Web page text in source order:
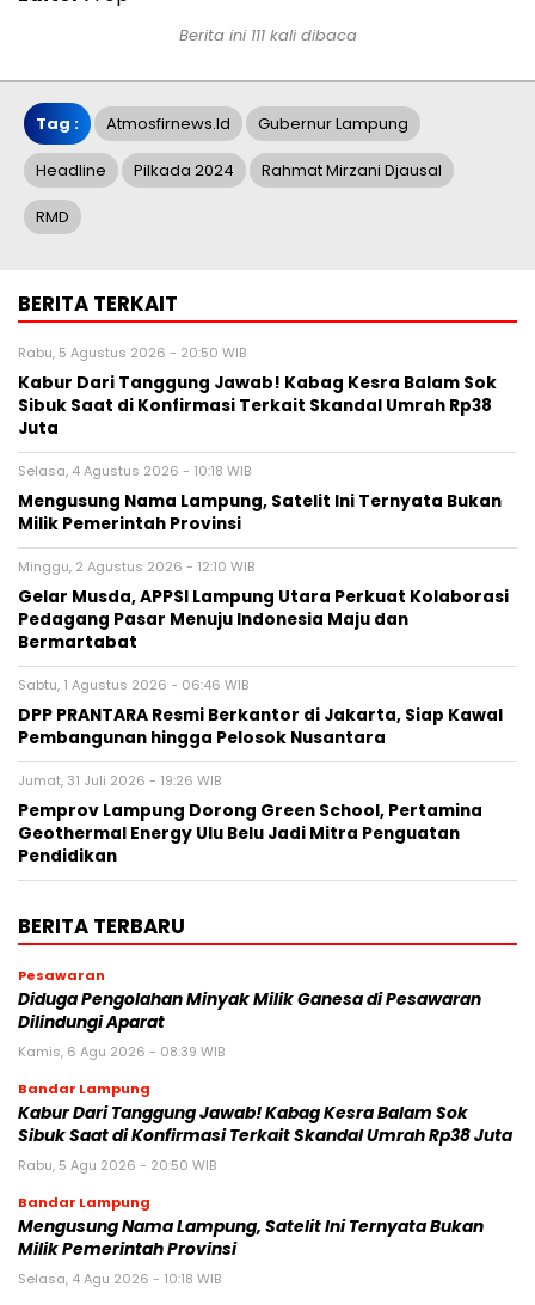
Berita ini 111 kali dibaca
Tag : Atmosfirnews.id Gubernur Lampung
Headline Pilkada 2024 Rahmat Mirzani Djausal
RMD
BERITA TERKAIT
Rabu, 5 Agustus 2026 - 20:50 WIB
Kabur Dari Tanggung Jawab! Kabag Kesra Balam Sok
Sibuk Saat di Konfirmasi Terkait Skandal Umrah Rp38
Juta
Selasa, 4 Agustus 2026 - 10:18 WIB
Mengusung Nama Lampung, Satelit Ini Ternyata Bukan
Milik Pemerintah Provinsi
Minggu, 2 Agustus 2026 - 12:10 WIB
Gelar Musda, APPSI Lampung Utara Perkuat Kolaborasi
Pedagang Pasar Menuju Indonesia Maju dan
Bermartabat
Sabtu, 1 Agustus 2026 - 06:46 WIB
DPP PRANTARA Resmi Berkantor di Jakarta, Siap Kawal
Pembangunan hingga Pelosok Nusantara
Jumat, 31 Juli 2026 - 19:26 WIB
Pemprov Lampung Dorong Green School, Pertamina
Geothermal Energy Ulu Belu Jadi Mitra Penguatan
Pendidikan
BERITA TERBARU
Pesawaran
Diduga Pengolahan Minyak Milik Ganesa di Pesawaran
Dilindungi Aparat
Kamis, 6 Agu 2026 - 08:39 WIB
Bandar Lampung
Kabur Dari Tanggung Jawab! Kabag Kesra Balam Sok
Sibuk Saat di Konfirmasi Terkait Skandal Umrah Rp38 Juta
Rabu, 5 Agu 2026 - 20:50 WIB
Bandar Lampung
Mengusung Nama Lampung, Satelit Ini Ternyata Bukan
Milik Pemerintah Provinsi
Selasa, 4 Agu 2026 - 10:18 WIB